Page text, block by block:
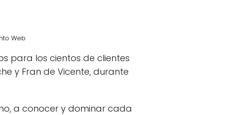
Web
para los cientos de clientes
y Fran de Vicente, durante
a conocer y dominar cada